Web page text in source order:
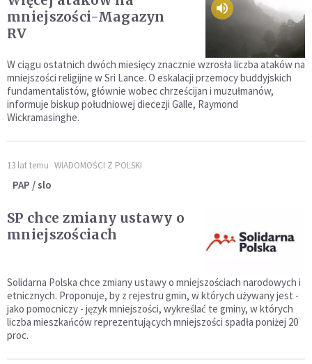
mniejszości-Magazyn
RV
W ciągu ostatnich dwóch miesięcy znacznie wzrosła liczba ataków na
mniejszości religijne w Sri Lance. O eskalacji przemocy buddyjskich
fundamentalistów, głównie wobec chrześcijan i muzułmanów,
informuje biskup południowej diecezji Galle, Raymond
Wickramasinghe.
13 lat temu WIADOMOŚCI Z POLSKI
PAP / slo
SP chce zmiany ustawy o
mniejszościach
Solidarna Polska chce zmiany ustawy o mniejszościach narodowych i
etnicznych. Proponuje, by z rejestru gmin, w których używany jest -
jako pomocniczy - język mniejszości, wykreślać te gminy, w których
liczba mieszkańców reprezentujących mniejszości spadła poniżej 20
proc.